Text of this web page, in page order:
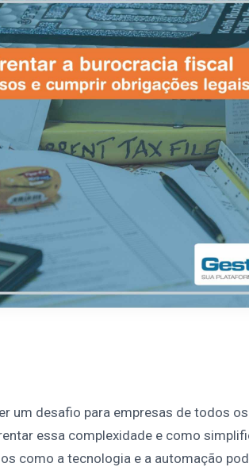
um desafio para empresas de todos
essa complexidade e como
como a tecnologia e a automação